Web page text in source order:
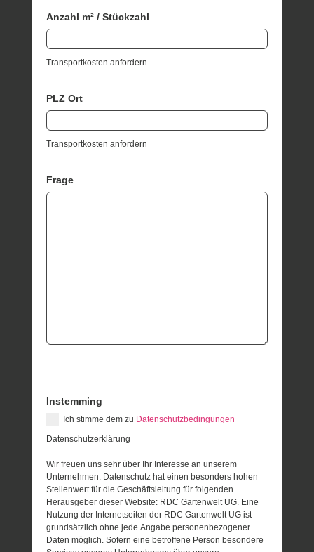
Anzahl m² / Stückzahl
Transportkosten anfordern
PLZ Ort
Transportkosten anfordern
Frage
Instemming
Ich stimme dem zu Datenschutzbedingungen
Datenschutzerklärung
Wir freuen uns sehr über Ihr Interesse an unserem
Unternehmen. Datenschutz hat einen besonders hohen
Stellenwert für die Geschäftsleitung für folgenden
Herausgeber dieser Website: RDC Gartenwelt UG. Eine
Nutzung der Internetseiten der RDC Gartenwelt UG ist
grundsätzlich ohne jede Angabe personenbezogener
Daten möglich. Sofern eine betroffene Person besondere